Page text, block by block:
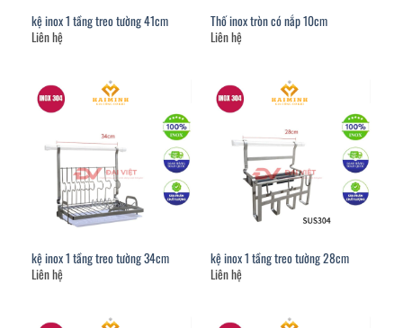
kệ inox 1 tầng treo tường 41cm
Liên hệ
Thố inox tròn có nắp 10cm
Liên hệ
kệ inox 1 tầng treo tường 34cm
Liên hệ
kệ inox 1 tầng treo tường 28cm
Liên hệ